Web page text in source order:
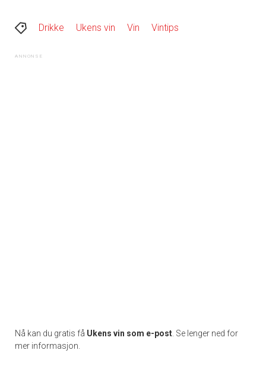
Drikke Ukens vin Vin Vintips
Nå kan du gratis få Ukens vin som e-post . Se lenger ned for
mer informasjon.